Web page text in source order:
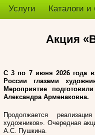
Услуги Каталоги
Акция
С 3 по 7 июня 2026 года в
России глазами
Мероприятие
Александра Арменаковна.
Продолжается
художников». Очередная
А.С. Пушкина.